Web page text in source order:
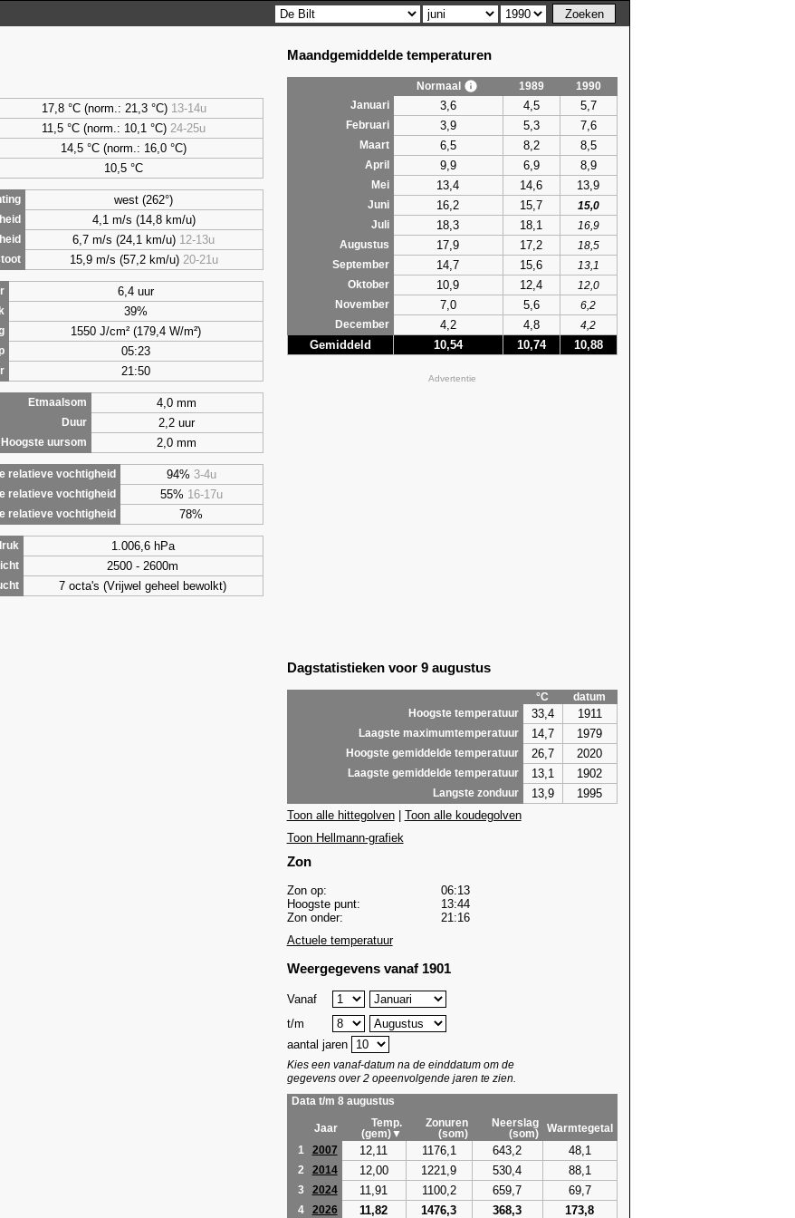
17,8 °C (norm.: 21,3 °C) 13-14u
11,5 °C (norm.: 10,1 °C) 24-25u
14,5 °C (norm.: 16,0 °C)
10,5 °C
west (262°)
4,1 m/s (14,8 km/u)
6,7 m/s (24,1 km/u) 12-13u
15,9 m/s (57,2 km/u) 20-21u
6,4 uur
39%
1550 J/cm² (179,4 W/m²)
05:23
21:50
Etmaalsom
4,0 mm
Duur 2,2 uur
Hoogste uursom 2,0 mm
relatieve vochtigheid
94% 3-4u
relatieve vochtigheid 55% 16-17u
relatieve vochtigheid 78%
1.006,6 hPa
2500 - 2600m
7 octa's (Vrijwel geheel bewolkt)
Maandgemiddelde temperaturen
Normaal 1989
1990
Januari
3,6 4,5 5,7
Februari 3,9 5,3 7,6
Maart 6,5 8,2 8,5
April 9,9 6,9 8,9
Mei 13,4 14,6 13,9
Juni 16,2 15,7
15,0
Juli
18,3 18,1
16,9
Augustus
17,9 17,2
18,5
September
14,7 15,6
13,1
Oktober
10,9 12,4
12,0
November
7,0 5,6
6,2
December
4,2 4,8 4,2
Gemiddeld 10,54 10,74 10,88
Advertentie
Dagstatistieken voor 9 augustus
°C
datum
Hoogste temperatuur
33,4 1911
Laagste maximumtemperatuur 14,7 1979
Hoogste gemiddelde temperatuur 26,7 2020
Laagste gemiddelde temperatuur 13,1 1902
Langste zonduur 13,9
1995
Toon alle hittegolven| Toon alle koudegolven
Toon Hellmann-grafiek
Zon
Zon op:
06:13
Hoogste punt:
13:44
Zon onder:
21:16
Actuele temperatuur
Weergegevens vanaf 1901
Vanaf
t/m
aantal jaren
Kies een vanaf-datum na de einddatum om de
gegevens over 2 opeenvolgende jaren te zien.
Data t/m 8 augustus
Jaar
Temp.
(gem)▼
Zonuren
(som)
Neerslag
(som)
Warmtegetal
1
2007 12,11 1176,1 643,2 48,1
2 2014 12,00 1221,9 530,4 88,1
3 2024 11,91 1100,2 659,7 69,7
4 2026 11,82 1476,3 368,3 173,8